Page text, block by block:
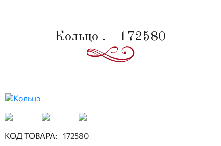
Кольцо . - 172580
КОД ТОВАРА: 172580